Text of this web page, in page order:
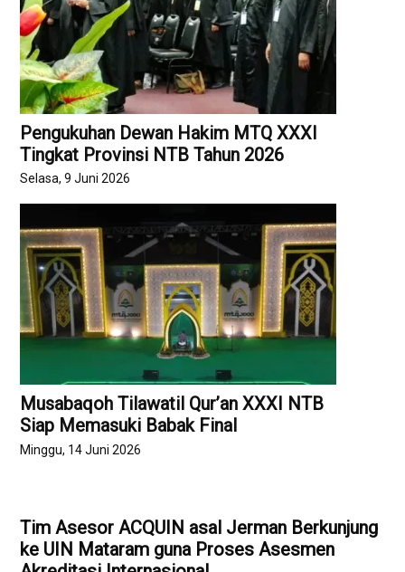
Pengukuhan Dewan Hakim MTQ XXXI
Tingkat Provinsi NTB Tahun 2026
Selasa, 9 Juni 2026
Musabaqoh Tilawatil Qur’an XXXI NTB
Siap Memasuki Babak Final
Minggu, 14 Juni 2026
Tim Asesor ACQUIN asal Jerman Berkunjung
ke UIN Mataram guna Proses Asesmen